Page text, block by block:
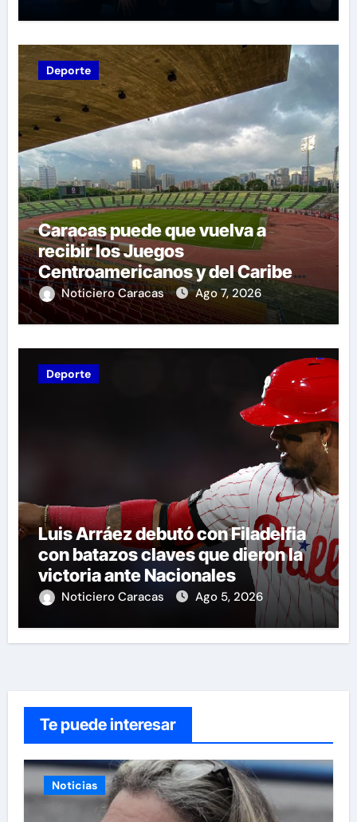
Deporte
Caracas puede que vuelva a
recibir los Juegos
Centroamericanos y del Caribe
tras mas de 70 años
Noticiero Caracas Ago 7, 2026
Deporte
Luis Arráez debutó con Filadelfia
con batazos claves que dieron la
victoria ante Nacionales
Noticiero Caracas Ago 5, 2026
Te puede interesar
Noticias